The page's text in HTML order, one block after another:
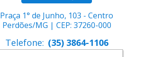
Praça 1° de Junho, 103 - Centro
Perdões/MG | CEP: 37260-000
Telefone: (35) 3864-1106